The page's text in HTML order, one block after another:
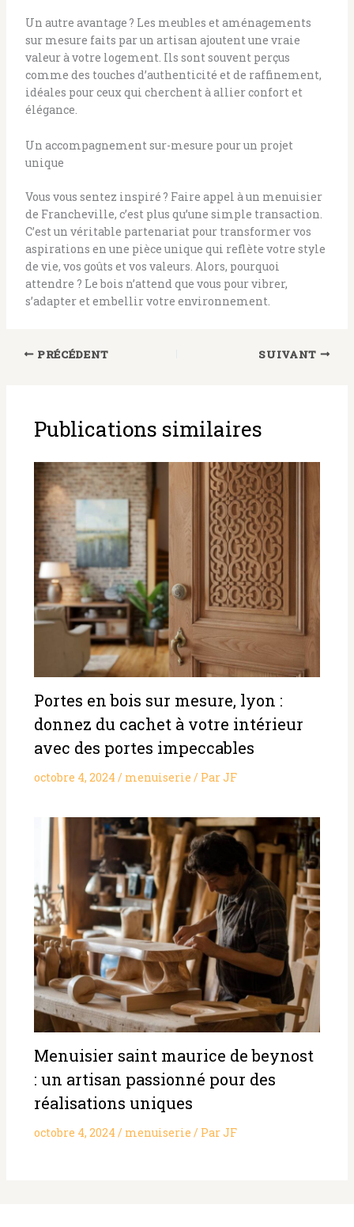
Un autre avantage ? Les meubles et aménagements
sur mesure faits par un artisan ajoutent une vraie
valeur à votre logement. Ils sont souvent perçus
comme des touches d’authenticité et de raffinement,
idéales pour ceux qui cherchent à allier confort et
élégance.
Un accompagnement sur-mesure pour un projet
unique
Vous vous sentez inspiré ? Faire appel à un menuisier
de Francheville, c’est plus qu’une simple transaction.
C’est un véritable partenariat pour transformer vos
aspirations en une pièce unique qui reflète votre style
de vie, vos goûts et vos valeurs. Alors, pourquoi
attendre ? Le bois n’attend que vous pour vibrer,
s’adapter et embellir votre environnement.
PRÉCÉDENT SUIVANT
Publications similaires
Portes en bois sur mesure, lyon :
donnez du cachet à votre intérieur
avec des portes impeccables
octobre 4, 2024 / menuiserie / ParJF
Menuisier saint maurice de beynost
: un artisan passionné pour des
réalisations uniques
octobre 4, 2024 / menuiserie / ParJF